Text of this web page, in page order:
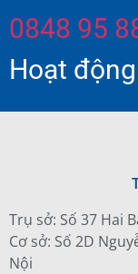
0848 95
Hoạt
Trụ sở: Số 37 Hai
Cơ sở: Số 2D
Nội